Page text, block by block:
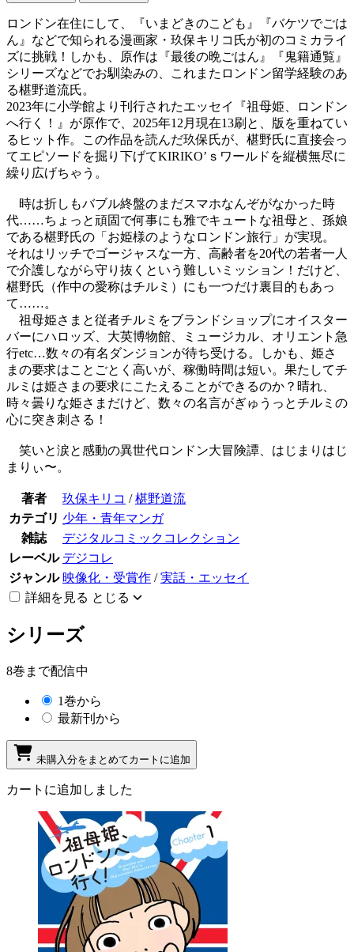
ロンドン在住にして、『いまどきのこども』『バケツでごは
ん』などで知られる漫画家・玖保キリコ氏が初のコミカライ
ズに挑戦！しかも、原作は『最後の晩ごはん』『鬼籍通覧』
シリーズなどでお馴染みの、これまたロンドン留学経験のあ
る椹野道流氏。
2023年に小学館より刊行されたエッセイ『祖母姫、ロンドン
へ行く！』が原作で、2025年12月現在13刷と、版を重ねてい
るヒット作。この作品を読んだ玖保氏が、椹野氏に直接会っ
てエピソードを掘り下げてKIRIKO’ｓワールドを縦横無尽に
繰り広げちゃう。
時は折しもバブル終盤のまだスマホなんぞがなかった時
代……ちょっと頑固で何事にも雅でキュートな祖母と、孫娘
である椹野氏の「お姫様のようなロンドン旅行」が実現。
それはリッチでゴージャスな一方、高齢者を20代の若者一人
で介護しながら守り抜くという難しいミッション！だけど、
椹野氏（作中の愛称はチルミ）にも一つだけ裏目的もあっ
て……。
祖母姫さまと従者チルミをブランドショップにオイスター
バーにハロッズ、大英博物館、ミュージカル、オリエント急
行etc…数々の有名ダンジョンが待ち受ける。しかも、姫さ
まの要求はことごとく高いが、稼働時間は短い。果たしてチ
ルミは姫さまの要求にこたえることができるのか？晴れ、
時々曇りな姫さまだけど、数々の名言がぎゅうっとチルミの
心に突き刺さる！
笑いと涙と感動の異世代ロンドン大冒険譚、はじまりはじ
まりぃ〜。
著者 玖保キリコ /椹野道流
カテゴリ 少年・青年マンガ
雑誌
デジタルコミックコレクション
レーベル デジコレ
ジャンル 映像化・受賞作 /実話・エッセイ
詳細を見る とじる
シリーズ
8巻まで配信中
1巻から
最新刊から
未購入分をまとめてカートに追加
カートに追加しました